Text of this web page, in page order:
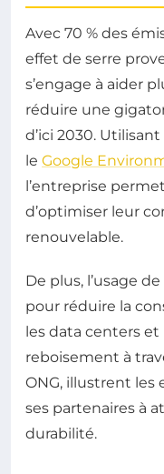
Avec 70 % des
effet de serre
s’engage à aider
réduire une
d’ici 2030.
le Google
l’entreprise
d’optimiser leur
renouvelable.
De plus, l’usage
pour réduire la
les data centers
reboisement à
ONG, illustrent les
ses partenaires à
durabilité.